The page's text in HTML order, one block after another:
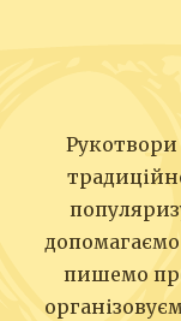
пишемо